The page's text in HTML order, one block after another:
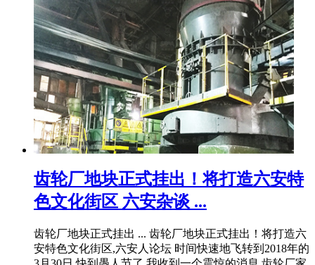
齿轮厂地块正式挂出！将打造六安特
色文化街区 六安杂谈 ...
齿轮厂地块正式挂出 ... 齿轮厂地块正式挂出！将打造六
安特色文化街区,六安人论坛 时间快速地飞转到2018年的